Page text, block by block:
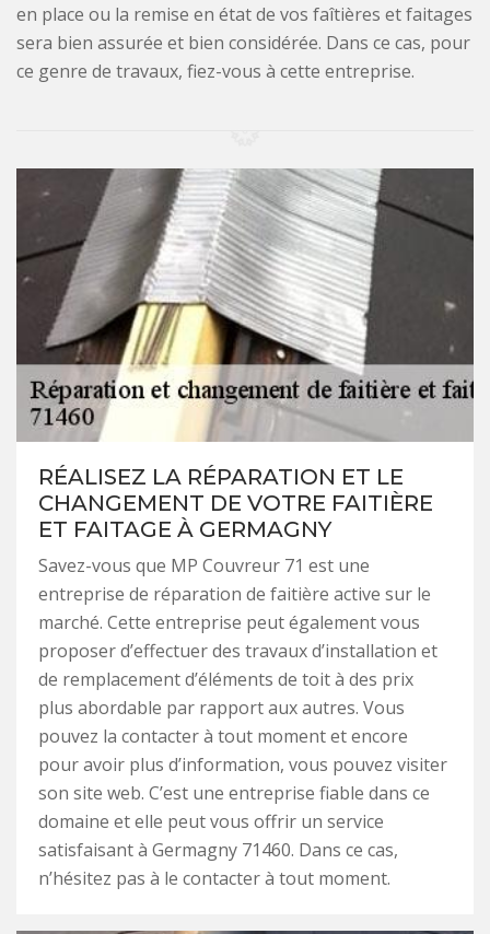
en place ou la remise en état de vos faîtières et faitages
sera bien assurée et bien considérée. Dans ce cas, pour
ce genre de travaux, fiez-vous à cette entreprise.
RÉALISEZ LA RÉPARATION ET LE
CHANGEMENT DE VOTRE FAITIÈRE
ET FAITAGE À GERMAGNY
Savez-vous que MP Couvreur 71 est une
entreprise de réparation de faitière active sur le
marché. Cette entreprise peut également vous
proposer d’effectuer des travaux d’installation et
de remplacement d’éléments de toit à des prix
plus abordable par rapport aux autres. Vous
pouvez la contacter à tout moment et encore
pour avoir plus d’information, vous pouvez visiter
son site web. C’est une entreprise fiable dans ce
domaine et elle peut vous offrir un service
satisfaisant à Germagny 71460. Dans ce cas,
n’hésitez pas à le contacter à tout moment.